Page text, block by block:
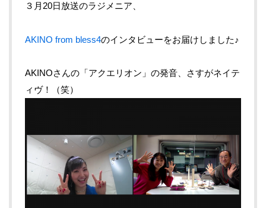
３月20日放送のラジメニア、
AKINO from bless4のインタビューをお届けしました♪
AKINOさんの「アクエリオン」の発音、さすがネイテ
ィヴ！（笑）